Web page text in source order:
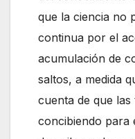
que la ciencia no
continua por el
acumulación de
saltos, a medida
cuenta de que
concibiendo para